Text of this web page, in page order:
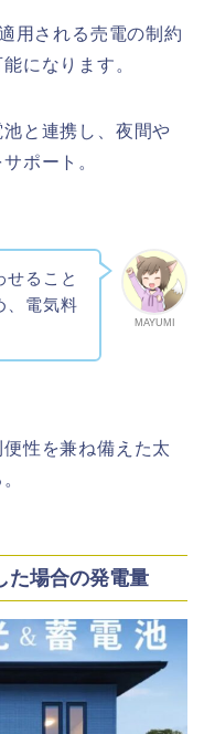
用される売電の制約
になります。
と連携し、夜間や
ポート。
MAYUMI
ること
、電気料
性を兼ね備えた太
た場合の発電量